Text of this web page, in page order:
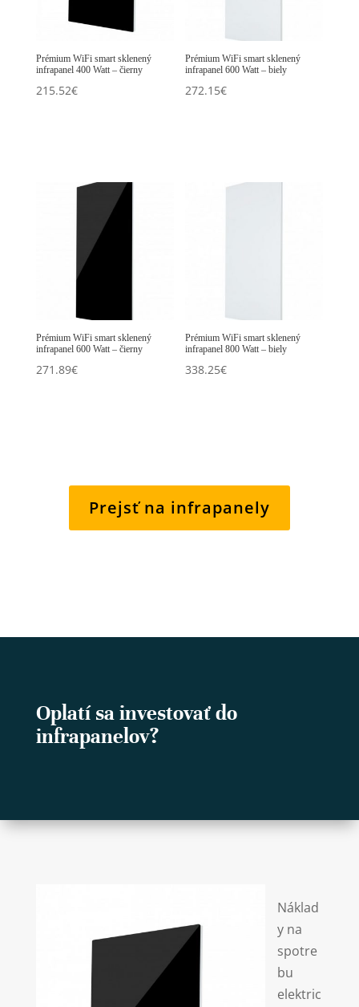
Prémium WiFi smart sklenený
infrapanel 400 Watt – čierny
215.52€
Prémium WiFi smart sklenený
infrapanel 600 Watt – biely
272.15€
Prémium WiFi smart sklenený
infrapanel 600 Watt – čierny
271.89€
Prémium WiFi smart sklenený
infrapanel 800 Watt – biely
338.25€
Prejsť na infrapanely
Oplatí sa investovať do
infrapanelov?
Náklad
y na
spotre
bu
elektric